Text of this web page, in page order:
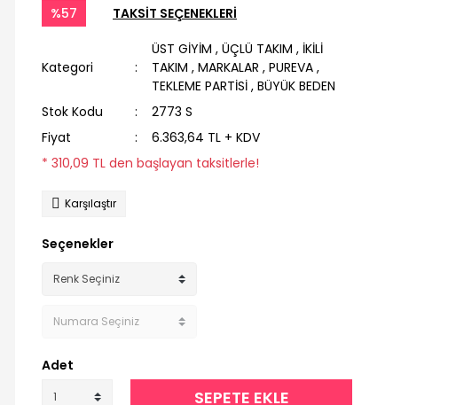
%57 TAKSİT SEÇENEKLERİ
Kategori
ÜST GİYİM , ÜÇLÜ TAKIM , İKİLİ
TAKIM , MARKALAR , PUREVA ,
TEKLEME PARTİSİ , BÜYÜK BEDEN
Stok Kodu
2773 S
Fiyat
6.363,64 TL + KDV
* 310,09 TL den başlayan taksitlerle!
Karşılaştır
Seçenekler
Adet
SEPETE EKLE